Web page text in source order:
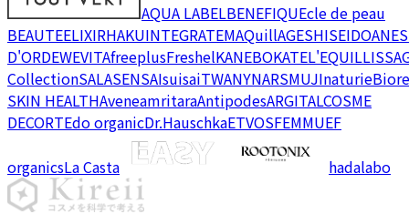
AQUA LABELBENEFIQUEcle de peau
BEAUTEELIXIRHAKUINTEGRATEMAQuillAGESHISEIDO
D'ORDEWEVITAfreeplusFreshelKANEBOKATEL'EQUIL
CollectionSALASENSAIsuisaiTWANYNARSMUJInaturieBiore
SKIN HEALTHAveneamritaraAntipodesARGITALCOSME
DECORTEdo organicDr.HauschkaETVOSFEMMUEF
organicsLa Casta hadalabo